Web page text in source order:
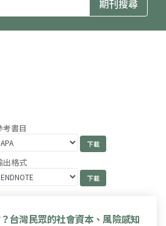
考書目
出格式
台灣民眾的社會資本、風險感知